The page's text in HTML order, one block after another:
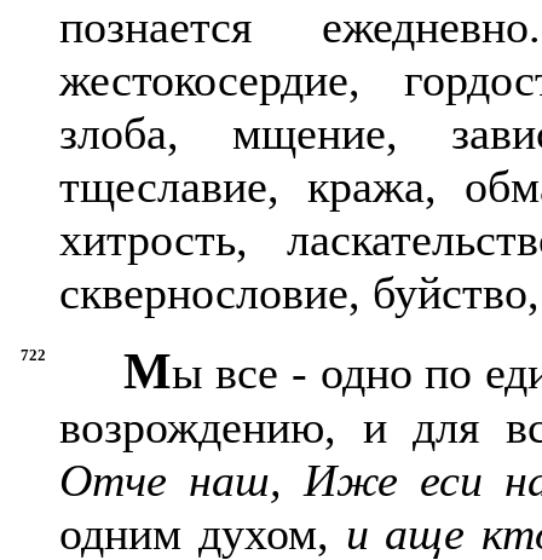
познается
жестокосердие,
злоба, мщение,
тщеславие, кража,
хитрость,
сквернословие,
722 Мы все - одно по
возрождению, и для
Отче наш, Иже еси на
одним духом, и аще